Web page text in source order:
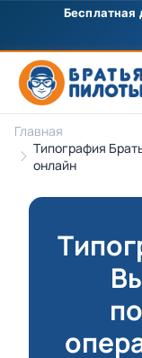
Скидка
Главная
Типография
онлайн